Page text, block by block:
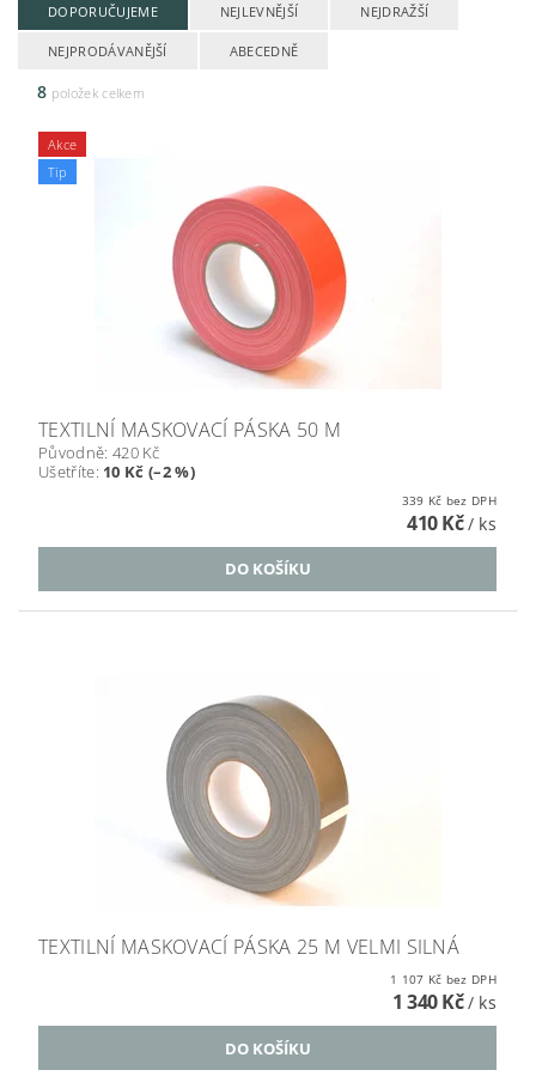
DOPORUČUJEME NEJLEVNĚJŠÍ NEJDRAŽŠÍ
NEJPRODÁVANĚJŠÍ ABECEDNĚ
8 položek celkem
Akce
Tip
TEXTILNÍ MASKOVACÍ PÁSKA 50 M
Původně: 420 Kč
Ušetříte: 10 Kč (–2 %)
339 Kč bez DPH
410 Kč/ ks
TEXTILNÍ MASKOVACÍ PÁSKA 25 M VELMI SILNÁ
1 107 Kč bez DPH
1 340 Kč/ ks